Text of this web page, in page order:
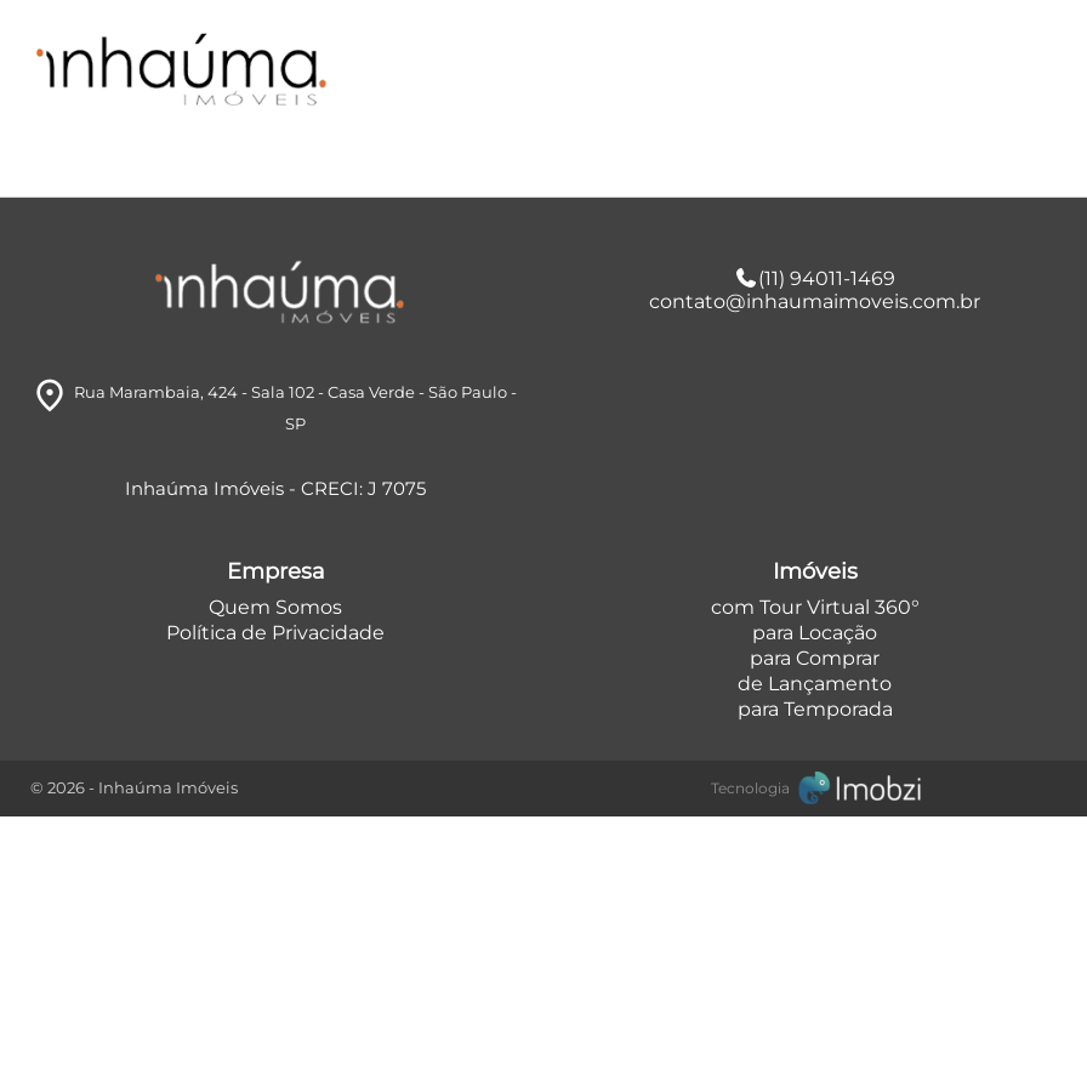
room Rua Marambaia, 424 - Sala 102- Casa Verde- São Paulo-
SP
Inhaúma Imóveis - CRECI: J 7075
(11) 94011-1469
contato@inhaumaimoveis.com.br
Empresa
Quem Somos
Política de Privacidade
Imóveis
com Tour Virtual 360°
para Locação
para Comprar
de Lançamento
para Temporada
© 2026 - Inhaúma Imóveis Tecnologia